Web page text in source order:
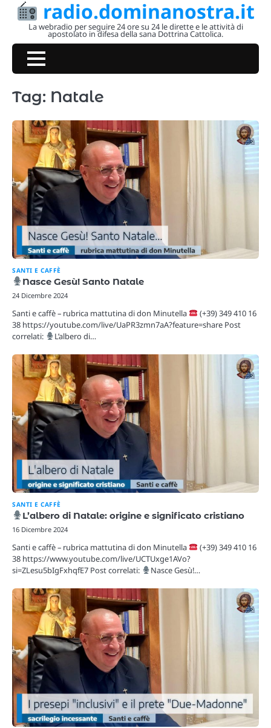
Skip
radio.dominanostra.it
La webradio per seguire 24 ore su 24 le dirette e le attività di
apostolato in difesa della sana Dottrina Cattolica.
Tag: Natale
SANTI E CAFFÈ
Nasce Gesù! Santo Natale
24 Dicembre 2024
Santi e caffè – rubrica mattutina di don Minutella
(+39) 349 410 16
38 https://youtube.com/live/UaPR3zmn7aA?feature=share Post
correlati:
L’albero di…
SANTI E CAFFÈ
L’albero di Natale: origine e significato cristiano
16 Dicembre 2024
Santi e caffè – rubrica mattutina di don Minutella
(+39) 349 410 16
38 https://www.youtube.com/live/UCTUxge1AVo?
si=ZLesu5bIgFxhqfE7 Post correlati:
Nasce Gesù!…